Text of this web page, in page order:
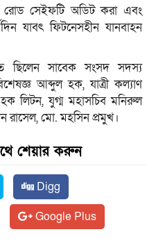
রোড সেইফটি অডিট করা এবং
যাবৎ ফিটনেসহীন যানবাহন
ছিলেন সাবেক সংসদ সদস্য
আব্দুল হক, যাত্রী কল্যাণ
লিটন, যুগ্ম মহাসচিব মনিরুল
রাসেল, মো. মহসিন প্রমুখ।
শেয়ার করুন
Digg
Google Plus